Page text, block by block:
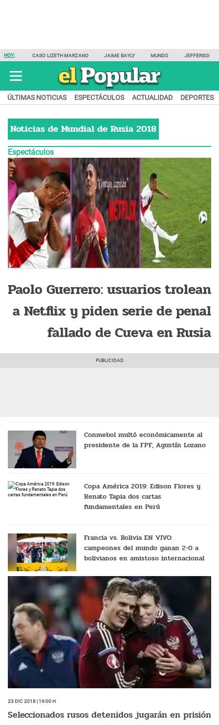
HOY: CASO LIZETH MARZANO JAIME BAYLY MUNDO JEFFERSON
ÚLTIMAS NOTICIAS ESPECTÁCULOS ACTUALIDAD DEPORTES
Noticias de Mundial de Rusia 2018
Espectáculos
Paolo Guerrero: usuarios trolean
a Netflix y piden serie de penal
fallado de Cueva en Rusia
Conmebol multó económicamente al
presidente de la FPF, Agustín Lozano
Copa América 2019: Edison Flores y
Renato Tapia dos cartas
fundamentales en Perú
Francia vs. Bolivia EN VIVO:
campeones del mundo ganan 2-0 a
bolivianos en amistoso internacional
23 Dic 2018 | 19:00 h
Seleccionados rusos detenidos jugarán en prisión